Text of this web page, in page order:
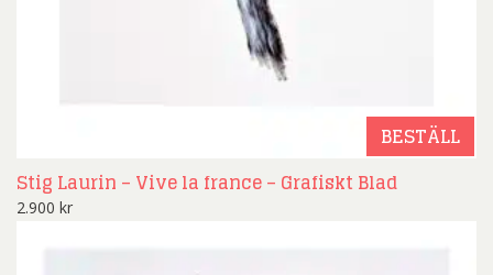
BESTÄLL
Stig Laurin – Vive la france – Grafiskt Blad
2.900 kr